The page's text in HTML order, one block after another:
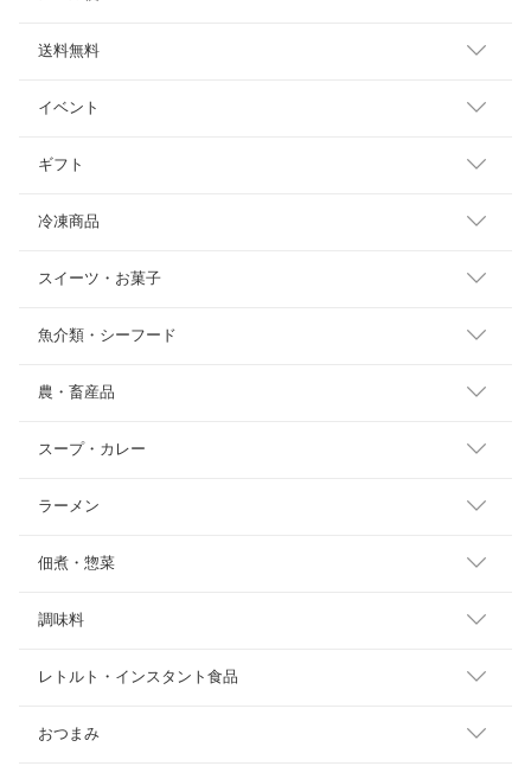
送料無料
イベント
ギフト
冷凍商品
スイーツ・お菓子
魚介類・シーフード
農・畜産品
スープ・カレー
ラーメン
佃煮・惣菜
調味料
レトルト・インスタント食品
おつまみ